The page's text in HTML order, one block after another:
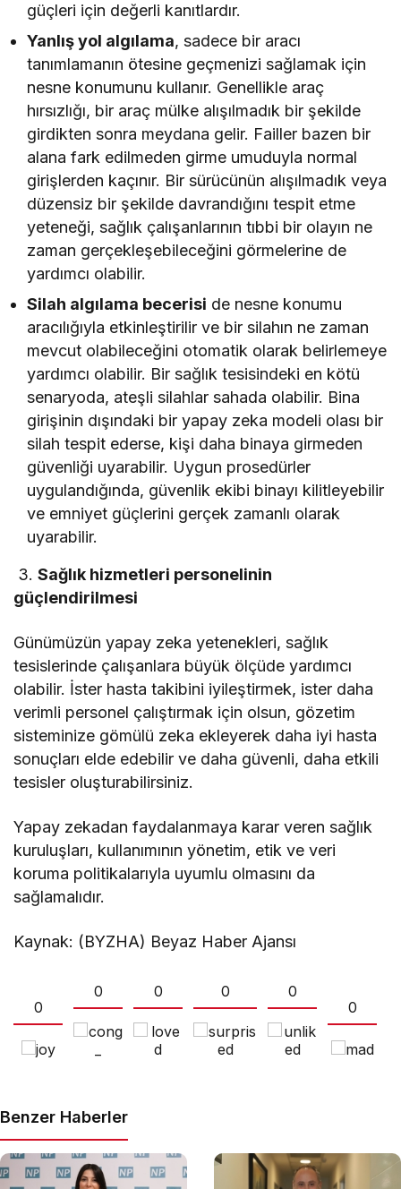
güçleri için değerli kanıtlardır.
Yanlış yol algılama, sadece bir aracı
tanımlamanın ötesine geçmenizi sağlamak için
nesne konumunu kullanır. Genellikle araç
hırsızlığı, bir araç mülke alışılmadık bir şekilde
girdikten sonra meydana gelir. Failler bazen bir
alana fark edilmeden girme umuduyla normal
girişlerden kaçınır. Bir sürücünün alışılmadık veya
düzensiz bir şekilde davrandığını tespit etme
yeteneği, sağlık çalışanlarının tıbbi bir olayın ne
zaman gerçekleşebileceğini görmelerine de
yardımcı olabilir.
Silah algılama becerisi de nesne konumu
aracılığıyla etkinleştirilir ve bir silahın ne zaman
mevcut olabileceğini otomatik olarak belirlemeye
yardımcı olabilir. Bir sağlık tesisindeki en kötü
senaryoda, ateşli silahlar sahada olabilir. Bina
girişinin dışındaki bir yapay zeka modeli olası bir
silah tespit ederse, kişi daha binaya girmeden
güvenliği uyarabilir. Uygun prosedürler
uygulandığında, güvenlik ekibi binayı kilitleyebilir
ve emniyet güçlerini gerçek zamanlı olarak
uyarabilir.
3.Sağlık hizmetleri personelinin
güçlendirilmesi
Günümüzün yapay zeka yetenekleri, sağlık
tesislerinde çalışanlara büyük ölçüde yardımcı
olabilir. İster hasta takibini iyileştirmek, ister daha
verimli personel çalıştırmak için olsun, gözetim
sisteminize gömülü zeka ekleyerek daha iyi hasta
sonuçları elde edebilir ve daha güvenli, daha etkili
tesisler oluşturabilirsiniz.
Yapay zekadan faydalanmaya karar veren sağlık
kuruluşları, kullanımının yönetim, etik ve veri
koruma politikalarıyla uyumlu olmasını da
sağlamalıdır.
Kaynak: (BYZHA) Beyaz Haber Ajansı
0
0 0 0
0
0
Benzer Haberler